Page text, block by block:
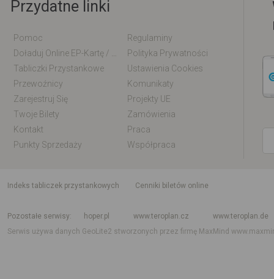
Przydatne linki
Pomoc
Regulaminy
Polityka Prywatności
Tabliczki Przystankowe
Ustawienia Cookies
Przewoźnicy
Komunikaty
Zarejestruj Się
Projekty UE
Twoje Bilety
Zamówienia
Kontakt
Praca
Punkty Sprzedaży
Współpraca
indeks tabliczek przystankowych
Cenniki biletów online
Pozostałe serwisy
hoper.pl www.teroplan.cz
www.teroplan.de
Serwis używa danych GeoLite2 stworzonych przez firmę MaxMind